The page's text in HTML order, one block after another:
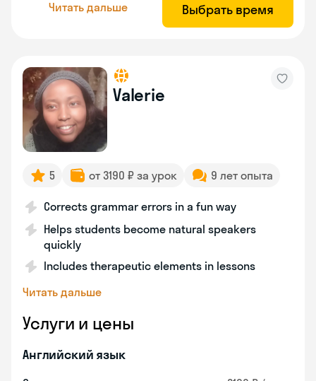
Читать дальше Выбрать время
Valerie
5 от 3190 ₽ за урок 9 лет опыта
Corrects grammar errors in a fun way
Helps students become natural speakers
quickly
Includes therapeutic elements in lessons
Читать дальше
Услуги и цены
Английский язык